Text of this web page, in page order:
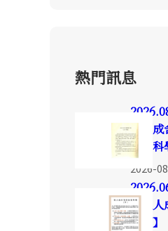
熱門訊息
展【成
聞專科
2026-
【報人
時期】